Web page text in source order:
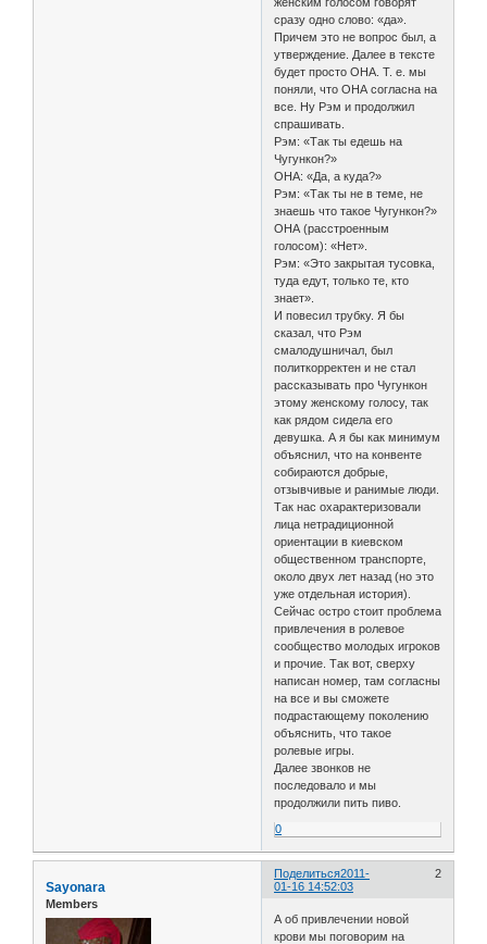
сразу одно слово: «да».
Причем это не вопрос был, а
утверждение. Далее в тексте
будет просто ОНА. Т. е. мы
поняли, что ОНА согласна на
все. Ну Рэм и продолжил
спрашивать.
Рэм: «Так ты едешь на
Чугункон?»
ОНА: «Да, а куда?»
Рэм: «Так ты не в теме, не
знаешь что такое Чугункон?»
ОНА (расстроенным
голосом): «Нет».
Рэм: «Это закрытая тусовка,
туда едут, только те, кто
знает».
И повесил трубку. Я бы
сказал, что Рэм
смалодушничал, был
политкорректен и не стал
рассказывать про Чугункон
этому женскому голосу, так
как рядом сидела его
девушка. А я бы как минимум
объяснил, что на конвенте
собираются добрые,
отзывчивые и ранимые люди.
Так нас охарактеризовали
лица нетрадиционной
ориентации в киевском
общественном транспорте,
около двух лет назад (но это
уже отдельная история).
Сейчас остро стоит проблема
привлечения в ролевое
сообщество молодых игроков
и прочие. Так вот, сверху
написан номер, там согласны
на все и вы сможете
подрастающему поколению
объяснить, что такое
ролевые игры.
Далее звонков не
последовало и мы
продолжили пить пиво.
0
Поделиться 2
2011-
01-16 14:52:03
Sayonara
Members
А об привлечении новой
крови мы поговорим на